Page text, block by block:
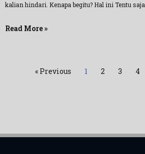
kalian hindari. Kenapa begitu? Hal ini Tentu saja
Read More »
« Previous 1 2 3 4